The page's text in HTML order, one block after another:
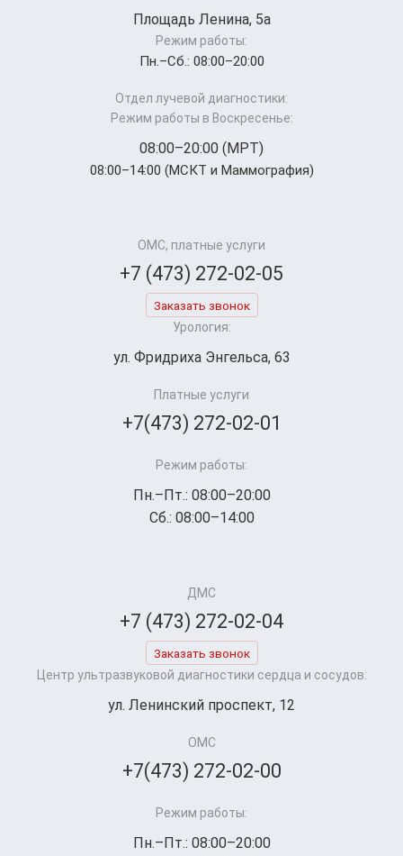
Площадь Ленина, 5а
Режим работы:
Пн.–Cб.: 08:00–20:00
Отдел лучевой диагностики:
Режим работы в Воскресенье:
08:00–20:00 (МРТ)
08:00–14:00 (МСКТ и Маммография)
ОМС, платные услуги
+7 (473) 272-02-05
Заказать звонок
Урология:
ул. Фридриха Энгельса, 63
Платные услуги
+7(473) 272-02-01
Режим работы:
Пн.–Пт.: 08:00–20:00
Сб.: 08:00–14:00
ДМС
+7 (473) 272-02-04
Заказать звонок
Центр ультразвуковой диагностики сердца и сосудов:
ул. Ленинский проспект, 12
ОМС
+7(473) 272-02-00
Режим работы:
Пн.–Пт.: 08:00–20:00